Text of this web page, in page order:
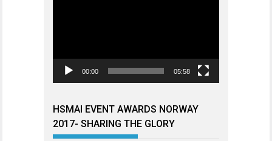
00:00 05:58
HSMAI EVENT AWARDS NORWAY
2017- SHARING THE GLORY